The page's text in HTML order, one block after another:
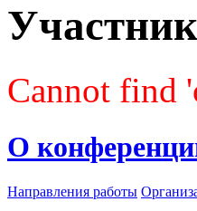
Cannot find
О
Направления работы